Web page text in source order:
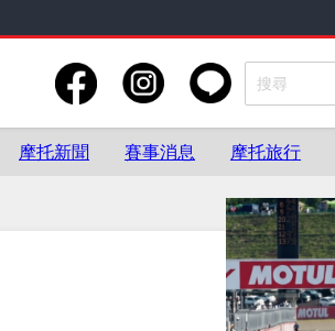
摩托新聞 賽事消息 摩托旅行